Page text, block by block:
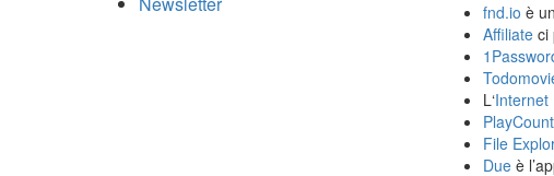
fnd.io è
Affiliate ci
L‘Internet
File
Due è